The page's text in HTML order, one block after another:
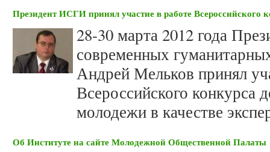
Президент ИСГИ принял участие в работе Всероссийского
28-30 марта 2012 года
современных
Андрей Мельков принял
Всероссийского конкурса
молодежи в качестве
Об Институте на сайте Молодежной Общественной Палаты